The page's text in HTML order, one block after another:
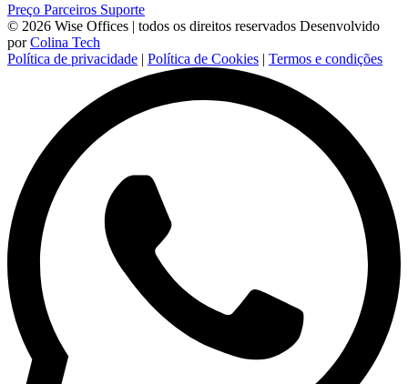
Preço Parceiros Suporte
© 2026 Wise Offices | todos os direitos reservados Desenvolvido
porColina Tech
Política de privacidade | Política de Cookies | Termos e condições